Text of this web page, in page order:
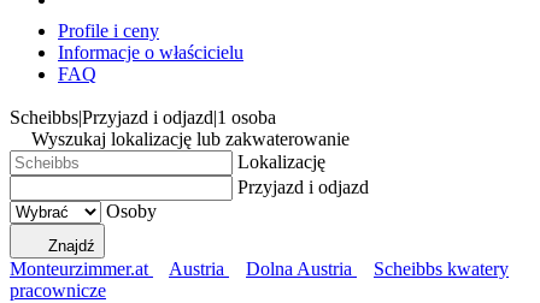
Profile i ceny
Informacje o właścicielu
FAQ
Scheibbs|Przyjazd i odjazd|1 osoba
Wyszukaj lokalizację lub zakwaterowanie
Lokalizację
Przyjazd i odjazd
Osoby
Znajdź
Monteurzimmer.at Austria Dolna Austria
Scheibbs kwatery
pracownicze